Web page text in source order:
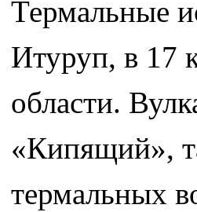
Термальные
Итуруп, в 17
области.
«Кипящий»,
термальных